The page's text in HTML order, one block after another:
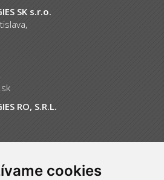
cookies
SK s.r.o.
RO, S.R.L.